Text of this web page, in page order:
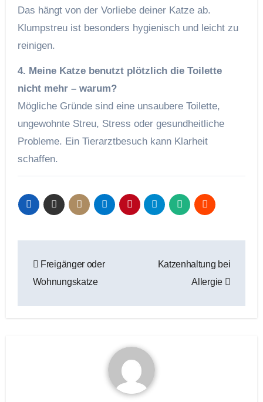
Das hängt von der Vorliebe deiner Katze ab.
Klumpstreu ist besonders hygienisch und leicht zu
reinigen.
4. Meine Katze benutzt plötzlich die Toilette
nicht mehr – warum?
Mögliche Gründe sind eine unsaubere Toilette,
ungewohnte Streu, Stress oder gesundheitliche
Probleme. Ein Tierarztbesuch kann Klarheit
schaffen.
Freigänger oder
Wohnungskatze
Katzenhaltung bei
Allergie